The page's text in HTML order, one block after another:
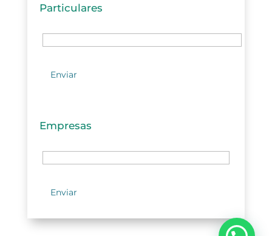
Particulares
Empresas